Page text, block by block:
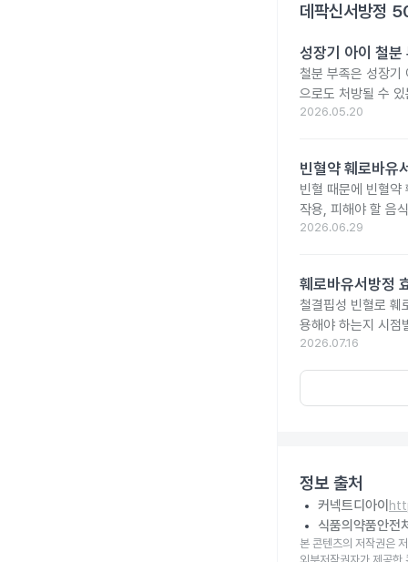
데팍신서방정
성장기 아이 철
철분 부족은 성장기
으로도 처방될 수
2026.05.20
빈혈약 훼로바유
빈혈 때문에 빈혈약
작용, 피해야 할 음
2026.06.29
훼로바유서방정
철결핍성 빈혈로 훼
용해야 하는지 시점
2026.07.16
정보 출처
커넥트디아이
식품의약품안전
본 콘텐츠의 저작권은